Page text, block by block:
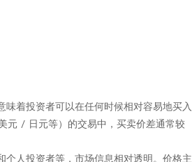
着投资者可以在任何时候相对容易地买入
元 / 日元等）的交易中，买卖价差通常较
人投资者等，市场信息相对透明。价格主